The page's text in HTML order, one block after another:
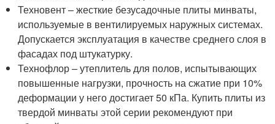
Техновент – жесткие безусадочные плиты минваты,
используемые в вентилируемых наружных системах.
Допускается эксплуатация в качестве среднего слоя в
фасадах под штукатурку.
Технофлор – утеплитель для полов, испытывающих
повышенные нагрузки, прочность на сжатие при 10%
деформации у него достигает 50 кПа. Купить плиты из
твердой минваты этой серии рекомендуют при